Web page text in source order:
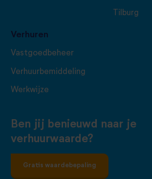
Tilburg
Verhuren
Vastgoedbeheer
Verhuurbemiddeling
Werkwijze
Ben jij benieuwd naar je
verhuurwaarde?
Gratis waardebepaling